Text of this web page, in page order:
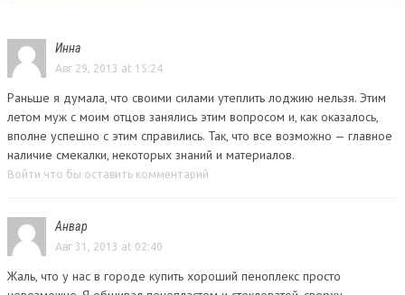
Инна
Авг 29, 2013 at 15:24
Раньше я думала, что своими силами утеплить лоджию нельзя. Этим
летом муж с моим отцов занялись этим вопросом и, как оказалось,
вполне успешно с этим справились. Так, что все возможно — главное
наличие смекалки, некоторых знаний и материалов.
Войти что бы оставить комментарий
Анвар
Авг 31, 2013 at 02:40
Жаль, что у нас в городе купить хороший пеноплекс просто